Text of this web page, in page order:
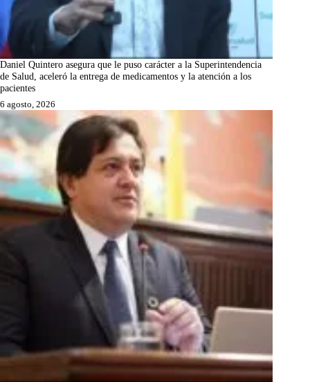
Daniel Quintero asegura que le puso carácter a la Superintendencia
de Salud, aceleró la entrega de medicamentos y la atención a los
pacientes
6 agosto, 2026